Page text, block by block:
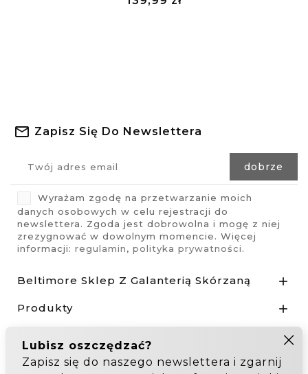
Zapisz Się Do Newslettera
Wyrażam zgodę na przetwarzanie moich
danych osobowych w celu rejestracji do
newslettera. Zgoda jest dobrowolna i mogę z niej
zrezygnować w dowolnym momencie. Więcej
informacji: regulamin, polityka prywatności.
Beltimore Sklep Z Galanterią Skórzaną 
Produkty 

Odstąp od umowy tutaj